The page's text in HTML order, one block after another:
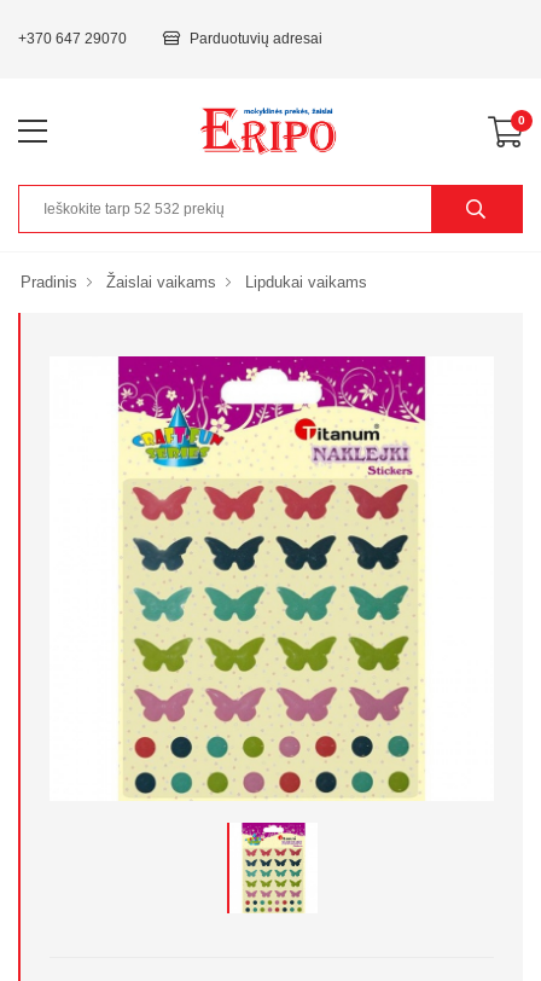
+370 647 29070 Parduotuvių adresai
0
Pradinis Žaislai vaikams Lipdukai vaikams